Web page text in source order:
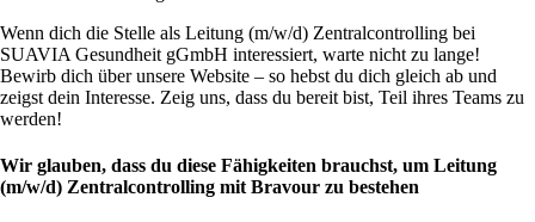
Wenn dich die Stelle als Leitung (m/w/d) Zentralcontrolling bei
SUAVIA Gesundheit gGmbH interessiert, warte nicht zu lange!
Bewirb dich über unsere Website – so hebst du dich gleich ab und
zeigst dein Interesse. Zeig uns, dass du bereit bist, Teil ihres Teams zu
werden!
Wir glauben, dass du diese Fähigkeiten brauchst, um Leitung
(m/w/d) Zentralcontrolling mit Bravour zu bestehen